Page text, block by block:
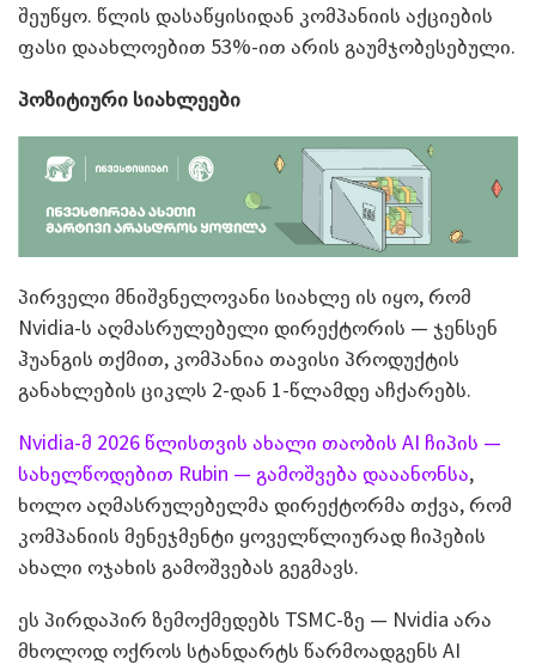
შეუწყო. წლის დასაწყისიდან კომპანიის აქციების
ფასი დაახლოებით 53%-ით არის გაუმჯობესებული.
პოზიტიური სიახლეები
პირველი მნიშვნელოვანი სიახლე ის იყო, რომ
Nvidia-ს აღმასრულებელი დირექტორის — ჯენსენ
ჰუანგის თქმით, კომპანია თავისი პროდუქტის
განახლების ციკლს 2-დან 1-წლამდე აჩქარებს.
Nvidia-მ 2026 წლისთვის ახალი თაობის AI ჩიპის —
სახელწოდებით Rubin — გამოშვება დააანონსა,
ხოლო აღმასრულებელმა დირექტორმა თქვა, რომ
კომპანიის მენეჯმენტი ყოველწლიურად ჩიპების
ახალი ოჯახის გამოშვებას გეგმავს.
ეს პირდაპირ ზემოქმედებს TSMC-ზე — Nvidia არა
მხოლოდ ოქროს სტანდარტს წარმოადგენს AI